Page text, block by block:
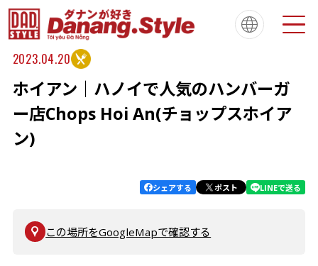
Tiếng Việt 한국
简体中文
繁體中文
English
français
Español
Aboutダナンスタイルについて
2023.04.20
ホイアン｜ハノイで人気のハンバーガ
ー店Chops Hoi An(チョップスホイア
ン)
シェアする ポスト LINEで送る
この場所をGoogleMapで確認する